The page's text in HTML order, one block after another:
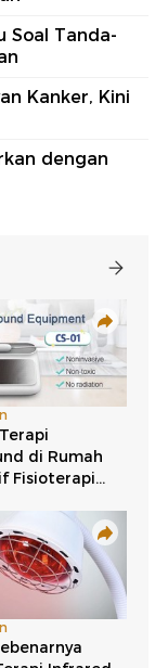
Soal Tanda-
Kanker, Kini
dengan